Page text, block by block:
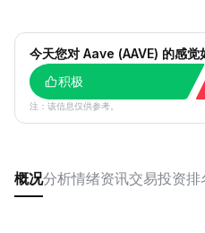
今天您对 Aave (AAVE) 的感觉
积极
注：该信息仅供参考。
概况分析情绪资讯交易投资排